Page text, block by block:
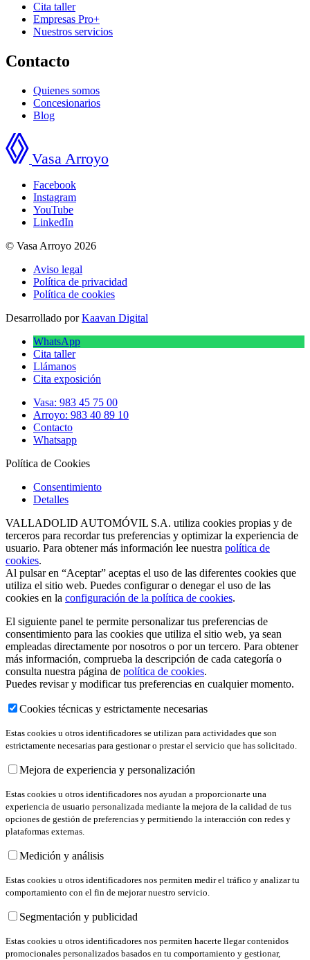
Cita taller
Empresas Pro+
Nuestros servicios
Contacto
Quienes somos
Concesionarios
Blog
Vasa Arroyo
Facebook
Instagram
YouTube
LinkedIn
© Vasa Arroyo 2026
Aviso legal
Política de privacidad
Política de cookies
Desarrollado porKaavan Digital
WhatsApp
Cita taller
Llámanos
Cita exposición
Vasa: 983 45 75 00
Arroyo: 983 40 89 10
Contacto
Whatsapp
Política de Cookies
Consentimiento
Detalles
VALLADOLID AUTOMÓVIL S.A. utiliza cookies propias y de
terceros para recordar tus preferencias y optimizar la experiencia de
usuario. Para obtener más información lee nuestra política de
cookies.
Al pulsar en “Aceptar” aceptas el uso de las diferentes cookies que
utiliza el sitio web. Puedes configurar o denegar el uso de las
cookies en la configuración de la política de cookies.
El siguiente panel te permite personalizar tus preferencias de
consentimiento para las cookies que utiliza el sitio web, ya sean
empleadas directamente por nosotros o por un tercero. Para obtener
más información, comprueba la descripción de cada categoría o
consulta nuestra página de política de cookies.
Puedes revisar y modificar tus preferencias en cualquier momento.
Cookies técnicas y estrictamente necesarias
Estas cookies u otros identificadores se utilizan para actividades que son
estrictamente necesarias para gestionar o prestar el servicio que has solicitado.
Mejora de experiencia y personalización
Estas cookies u otros identificadores nos ayudan a proporcionarte una
experiencia de usuario personalizada mediante la mejora de la calidad de tus
opciones de gestión de preferencias y permitiendo la interacción con redes y
plataformas externas.
Medición y análisis
Estas cookies u otros identificadores nos permiten medir el tráfico y analizar tu
comportamiento con el fin de mejorar nuestro servicio.
Segmentación y publicidad
Estas cookies u otros identificadores nos permiten hacerte llegar contenidos
promocionales personalizados basados en tu comportamiento y gestionar,